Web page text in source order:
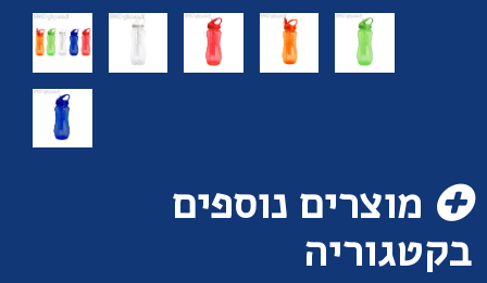
מוצרים נוספים
בקטגוריה